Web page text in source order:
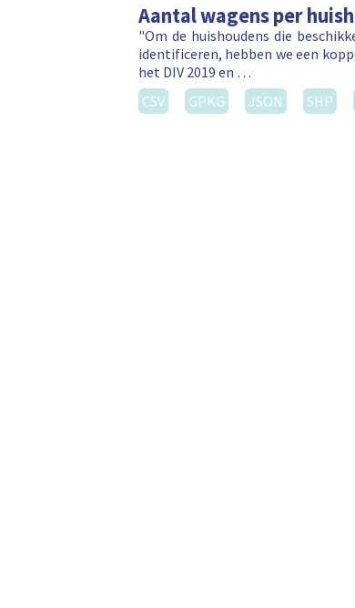
Aantal wagens per
"Om de huishoudens die
identificeren, hebben we een
het DIV 2019 en …
CSV
GPKG JSON SHP